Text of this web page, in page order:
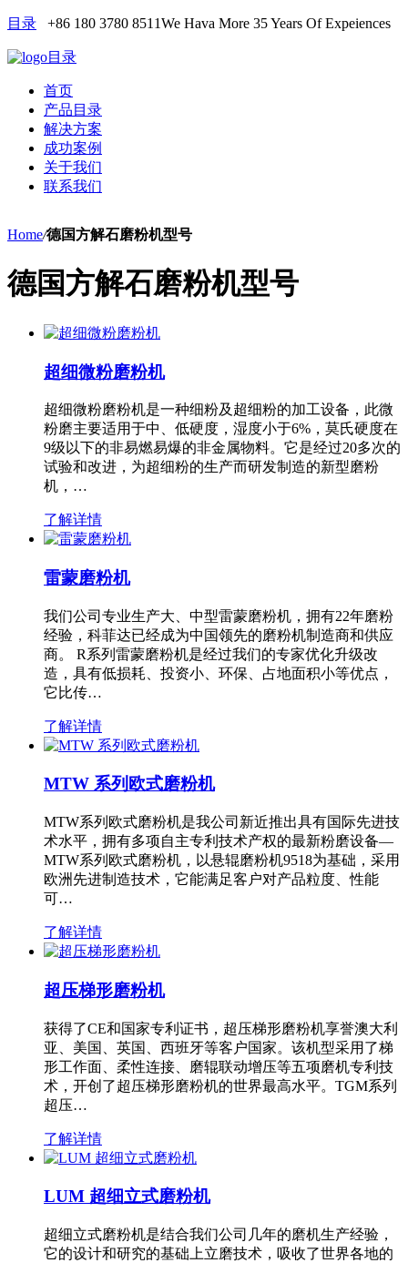
目录 +86 180 3780 8511We Hava More 35 Years Of Expeiences
目录
首页
产品目录
解决方案
成功案例
关于我们
联系我们
Home/德国方解石磨粉机型号
德国方解石磨粉机型号
超细微粉磨粉机
超细微粉磨粉机是一种细粉及超细粉的加工设备，此微
粉磨主要适用于中、低硬度，湿度小于6%，莫氏硬度在
9级以下的非易燃易爆的非金属物料。它是经过20多次的
试验和改进，为超细粉的生产而研发制造的新型磨粉
机，…
了解详情
雷蒙磨粉机
我们公司专业生产大、中型雷蒙磨粉机，拥有22年磨粉
经验，科菲达已经成为中国领先的磨粉机制造商和供应
商。 R系列雷蒙磨粉机是经过我们的专家优化升级改
造，具有低损耗、投资小、环保、占地面积小等优点，
它比传…
了解详情
MTW 系列欧式磨粉机
MTW系列欧式磨粉机是我公司新近推出具有国际先进技
术水平，拥有多项自主专利技术产权的最新粉磨设备—
MTW系列欧式磨粉机，以悬辊磨粉机9518为基础，采用
欧洲先进制造技术，它能满足客户对产品粒度、性能
可…
了解详情
超压梯形磨粉机
获得了CE和国家专利证书，超压梯形磨粉机享誉澳大利
亚、美国、英国、西班牙等客户国家。该机型采用了梯
形工作面、柔性连接、磨辊联动增压等五项磨机专利技
术，开创了超压梯形磨粉机的世界最高水平。TGM系列
超压…
了解详情
LUM 超细立式磨粉机
超细立式磨粉机是结合我们公司几年的磨机生产经验，
它的设计和研究的基础上立磨技术，吸收了世界各地的